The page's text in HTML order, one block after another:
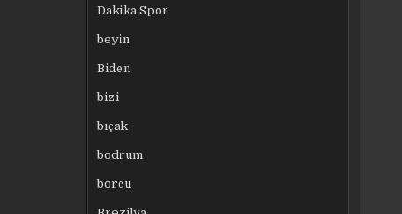
Dakika Spor
beyin
Biden
bizi
bıçak
bodrum
borcu